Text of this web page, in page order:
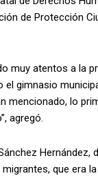
de Protección
muy atentos a la
gimnasio
mencionado, lo
agregó.
Hernández,
que era